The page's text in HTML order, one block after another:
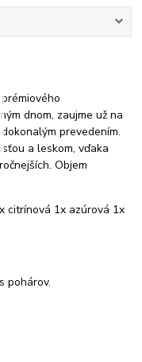
dnom, zaujme už na
prevedením.
a leskom, vďaka
Objem
citrínová 1x azúrová 1x
pohárov.